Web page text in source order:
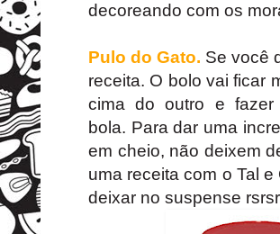
decoreando com os
Pulo do Gato. Se você
receita. O bolo vai ficar
cima do outro e
bola. Para dar uma
em cheio, não deixem
uma receita com o Tal
deixar no suspense